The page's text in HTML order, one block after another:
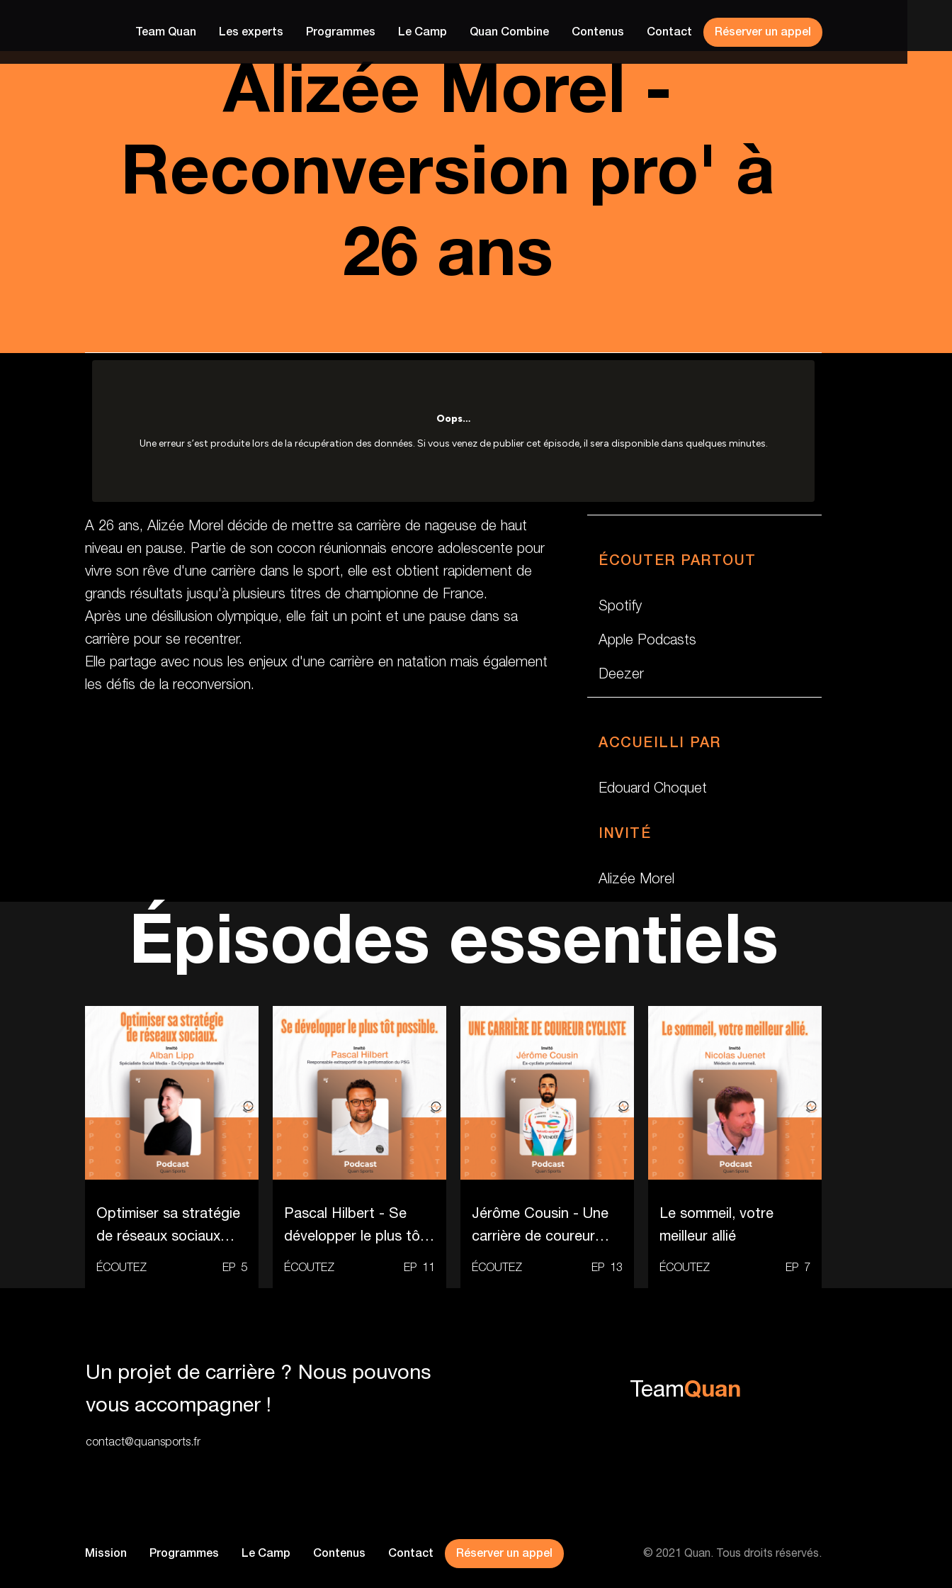
Team Quan Les experts Programmes Le Camp Quan Combine Contenus Contact Réserver un appel
Alizée Morel -
Reconversion pro' à
26 ans
A 26 ans, Alizée Morel décide de mettre sa carrière de nageuse de haut
niveau en pause. Partie de son cocon réunionnais encore adolescente pour
vivre son rêve d'une carrière dans le sport, elle est obtient rapidement de
grands résultats jusqu'à plusieurs titres de championne de France.
Après une désillusion olympique, elle fait un point et une pause dans sa
carrière pour se recentrer.
Elle partage avec nous les enjeux d'une carrière en natation mais également
les défis de la reconversion.
ÉCOUTER PARTOUT
Spotify
Apple Podcasts
Deezer
ACCUEILLI PAR
Edouard Choquet
INVITÉ
Alizée Morel
Épisodes essentiels
Optimiser sa stratégie
de réseaux sociaux
dans le sport
ÉCOUTEZ EP 5
Pascal Hilbert - Se
développer le plus tôt
possible
ÉCOUTEZ EP 11
Jérôme Cousin - Une
carrière de coureur
cycliste
ÉCOUTEZ EP 13
Le sommeil, votre
meilleur allié
ÉCOUTEZ EP 7
Un projet de carrière ? Nous pouvons
vous accompagner !
contact@quansports.fr
TeamQuan
Mission Programmes Le Camp Contenus Contact Réserver un appel © 2021 Quan. Tous droits réservés.